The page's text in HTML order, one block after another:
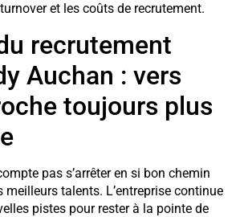
et les coûts de recrutement.
recrutement
Auchan : vers
toujours plus
pas s’arrêter en si bon chemin
meilleurs talents. L’entreprise continue
pistes pour rester à la pointe de